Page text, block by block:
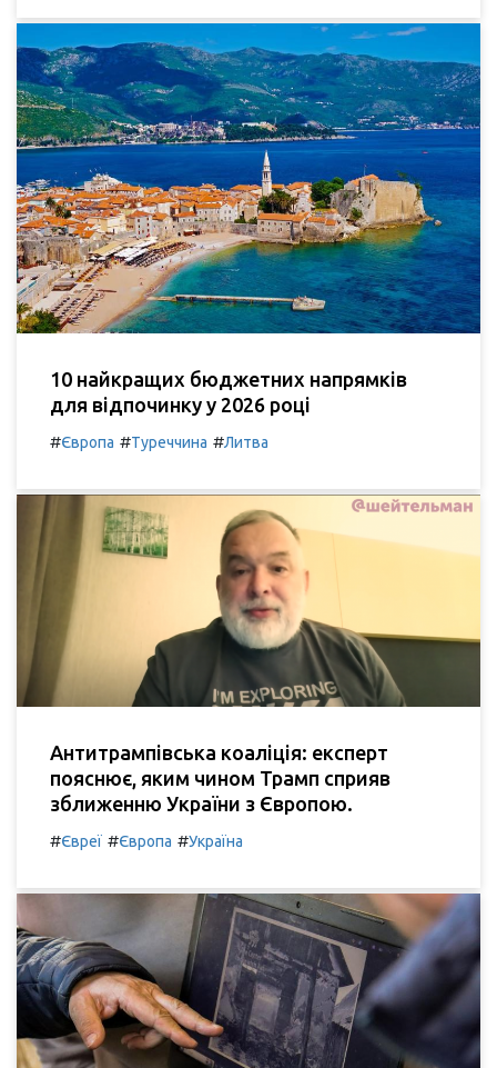
10 найкращих бюджетних напрямків
для відпочинку у 2026 році
#Європа #Туреччина #Литва
Антитрампівська коаліція: експерт
пояснює, яким чином Трамп сприяв
зближенню України з Європою.
#Євреї #Європа #Україна